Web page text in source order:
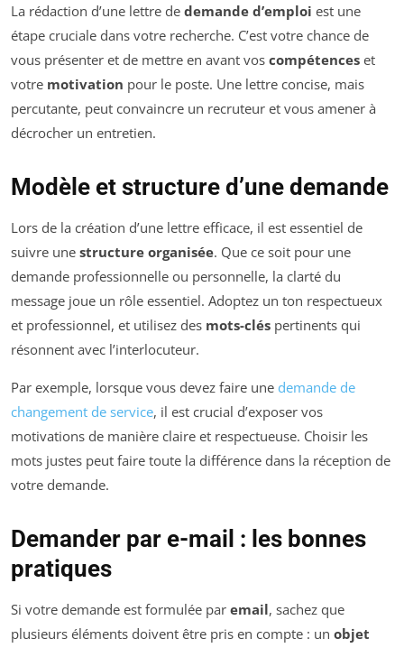
La rédaction d’une lettre de demande d’emploi est une
étape cruciale dans votre recherche. C’est votre chance de
vous présenter et de mettre en avant vos compétences et
votre motivation pour le poste. Une lettre concise, mais
percutante, peut convaincre un recruteur et vous amener à
décrocher un entretien.
Modèle et structure d’une demande
Lors de la création d’une lettre efficace, il est essentiel de
suivre une structure organisée. Que ce soit pour une
demande professionnelle ou personnelle, la clarté du
message joue un rôle essentiel. Adoptez un ton respectueux
et professionnel, et utilisez des mots-clés pertinents qui
résonnent avec l’interlocuteur.
Par exemple, lorsque vous devez faire une demande de
changement de service, il est crucial d’exposer vos
motivations de manière claire et respectueuse. Choisir les
mots justes peut faire toute la différence dans la réception de
votre demande.
Demander par e-mail : les bonnes
pratiques
Si votre demande est formulée par email, sachez que
plusieurs éléments doivent être pris en compte : un objet